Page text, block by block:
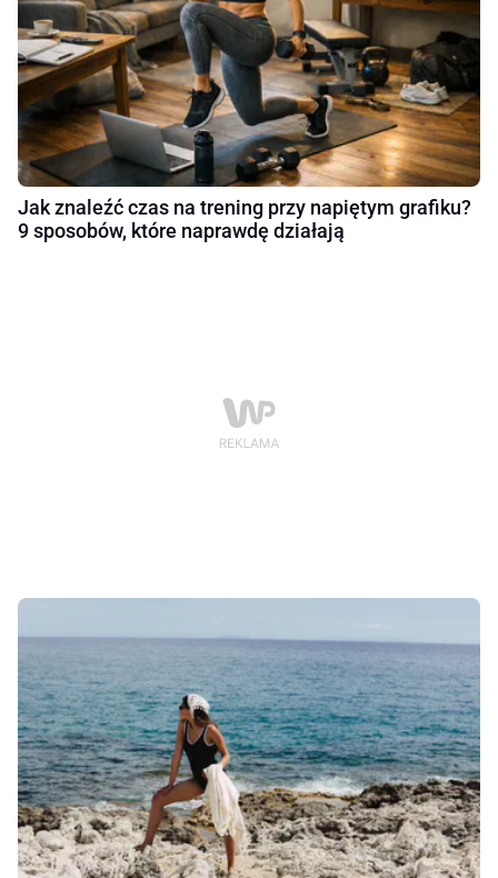
Jak znaleźć czas na trening przy napiętym grafiku?
9 sposobów, które naprawdę działają